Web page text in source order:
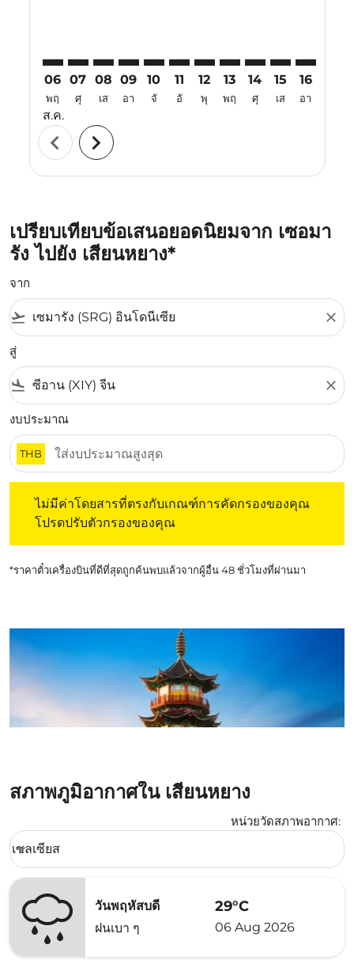
06
พฤ
ส.ค.
07
ศุ
08
เส
09
อา
10
จั
11
อั
12
พุ
13
พฤ
14
ศุ
15
เส
16
อา
chevron_left chevron_right
เปรียบเทียบข้อเสนอยอดนิยมจาก เซอมา
รัง ไปยัง เสียนหยาง*
จาก
flight_takeoff close
สู่
flight_land close
งบประมาณ
THB
ไม่มีค่าโดยสารที่ตรงกับเกณฑ์การคัดกรองของคุณ
โปรดปรับตัวกรองของคุณ
*ราคาตั๋วเครื่องบินที่ดีที่สุดถูกค้นพบแล้วจากผู้อื่น 48 ชั่วโมงที่ผ่านมา
สภาพภูมิอากาศใน เสียนหยาง
หน่วยวัดสภาพอากาศ:
Weather unit option เซลเซียส Selected
เซลเซียส
keyboard_arrow_down
วันพฤหัสบดี
ฝนเบา ๆ
29°C
06 Aug 2026